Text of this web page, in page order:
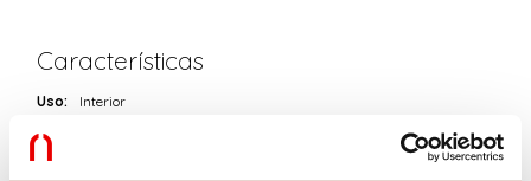
Características
Uso:
Interior
L: